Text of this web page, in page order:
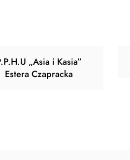
„Asia i Kasia”
Estera Czapracka